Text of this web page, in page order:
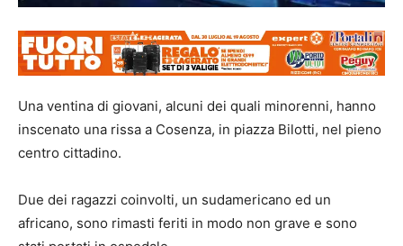
Una ventina di giovani, alcuni dei quali minorenni, hanno
inscenato una rissa a Cosenza, in piazza Bilotti, nel pieno
centro cittadino.
Due dei ragazzi coinvolti, un sudamericano ed un
africano, sono rimasti feriti in modo non grave e sono